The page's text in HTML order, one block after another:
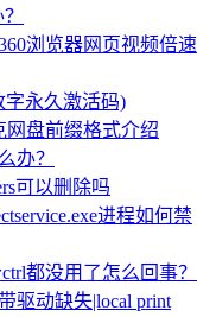
浏览器网页视频倍速
字永久激活码)
盘前缀格式介绍
办？
可以删除吗
进程如何禁
都没用了怎么回事？
驱动缺失|local print